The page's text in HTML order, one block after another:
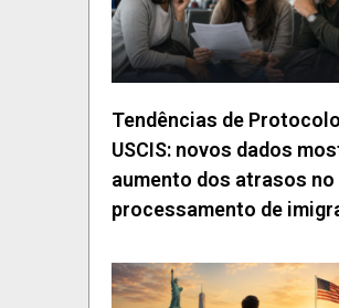
Tendências de
USCIS: novos dados
aumento dos atrasos no
processamento de